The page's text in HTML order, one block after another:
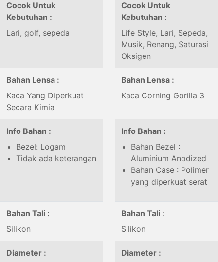
Cocok Untuk
Kebutuhan :
Lari, golf, sepeda
Cocok Untuk
Kebutuhan :
Life Style, Lari, Sepeda,
Musik, Renang, Saturasi
Oksigen
Bahan Lensa :
Kaca Yang Diperkuat
Secara Kimia
Bahan Lensa :
Kaca Corning Gorilla 3
Info Bahan :
Bezel: Logam
Tidak ada keterangan
Info Bahan :
Bahan Bezel :
Aluminium Anodized
Bahan Case : Polimer
yang diperkuat serat
Bahan Tali :
Silikon
Bahan Tali :
Silikon
Diameter :
Diameter :